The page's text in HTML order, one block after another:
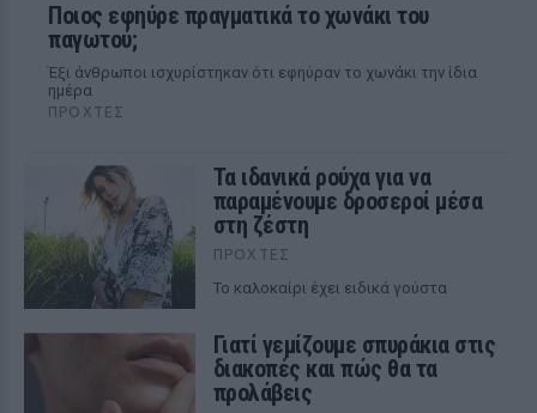
Ποιος εφηύρε πραγματικά το χωνάκι του
παγωτού;
Έξι άνθρωποι ισχυρίστηκαν ότι εφηύραν το χωνάκι την ίδια
ημέρα
ΠΡΟΧΤΈΣ
Τα ιδανικά ρούχα για να
παραμένουμε δροσεροί μέσα
στη ζέστη
ΠΡΟΧΤΈΣ
To καλοκαίρι έχει ειδικά γούστα
Γιατί γεμίζουμε σπυράκια στις
διακοπές και πώς θα τα
προλάβεις